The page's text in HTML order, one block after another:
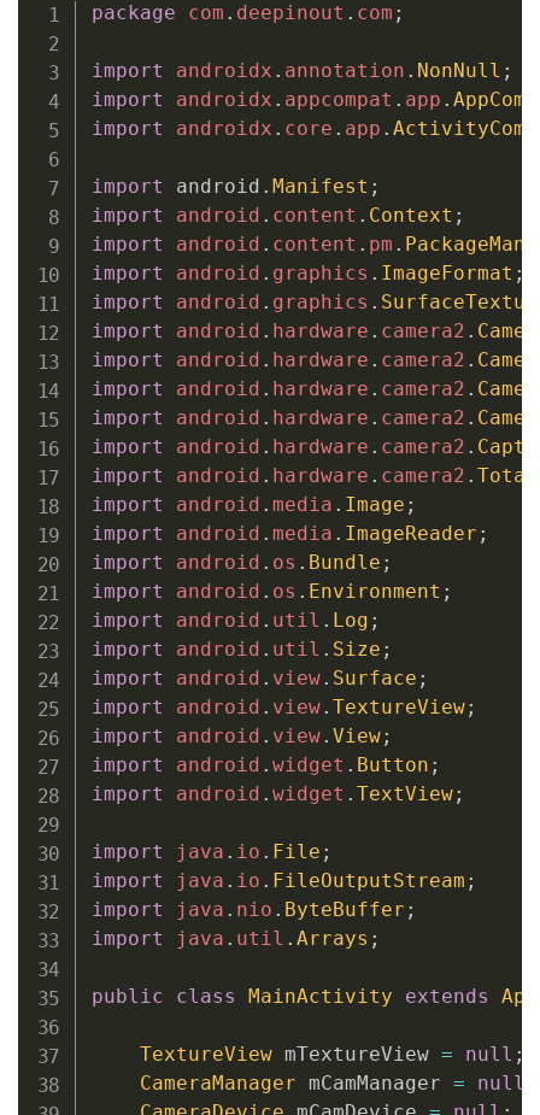
package com . deepinout . com ;
import androidx . annotation . NonNull ;
import
androidx . appcompat . app .
import
androidx . core . app .
import android . Manifest ;
import
android . content . Context ;
import
android . content . pm .
import
android . graphics . ImageFormat ;
import
android . graphics .
import
android . hardware . camera2 .
import
android . hardware . camera2 .
import
android . hardware . camera2 .
import
android . hardware . camera2 .
import
android . hardware . camera2 .
import
android . hardware . camera2 .
import
android . media . Image ;
import
android . media . ImageReader ;
import
android . os . Bundle ;
import
android . os . Environment ;
import
android . util . Log ;
import
android . util . Size ;
import
android . view. Surface ;
import
android . view. TextureView;
import
android . view. View;
import
android . widget . Button ;
import
android . widget . TextView;
import java . io . File ;
import
java . io . FileOutputStream ;
import
java . nio . ByteBuffer ;
import
java . util . Arrays ;
public class MainActivity extends
TextureView mTextureView = null ;
CameraManager mCamManager = null